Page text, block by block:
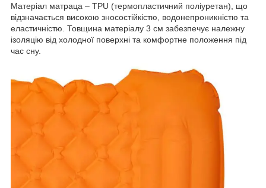
Матеріал матраца – TPU (термопластичний поліуретан), що
відзначається високою зносостійкістю, водонепроникністю та
еластичністю. Товщина матеріалу 3 см забезпечує належну
ізоляцію від холодної поверхні та комфортне положення під
час сну.